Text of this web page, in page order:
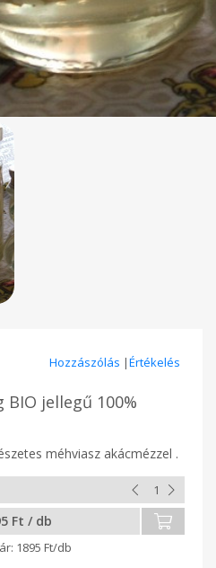
Hozzászólás |Értékelés
BIO jellegű 100%
méhviasz akácmézzel .
Ft / db
1895 Ft/db